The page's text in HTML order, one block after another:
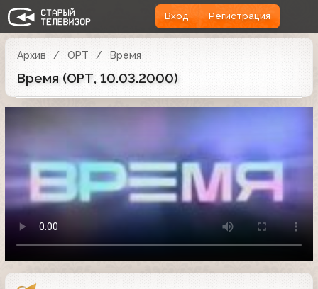
Вход Регистрация
Архив ОРТ Время
Время (ОРТ, 10.03.2000)